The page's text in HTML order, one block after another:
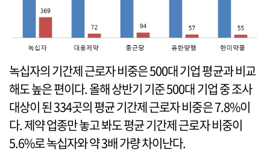
녹십자의 기간제 근로자 비중은 500대 기업 평균과 비교
해도 높은 편이다. 올해 상반기 기준 500대 기업 중 조사
대상이 된 334곳의 평균 기간제 근로자 비중은 7.8%이
다. 제약 업종만 놓고 봐도 평균 기간제 근로자 비중이
5.6%로 녹십자와 약 3배 가량 차이난다.